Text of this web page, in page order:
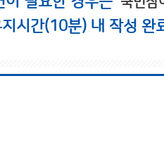
시간(10분) 내 작성 완